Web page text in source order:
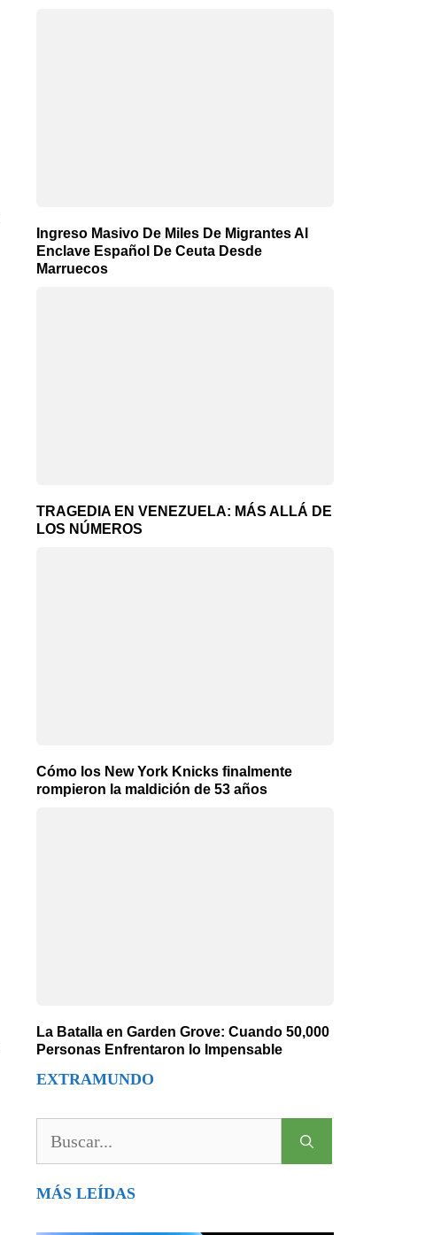
Ingreso Masivo De Miles De Migrantes Al
Enclave Español De Ceuta Desde
Marruecos
TRAGEDIA EN VENEZUELA: MÁS ALLÁ DE
LOS NÚMEROS
Cómo los New York Knicks finalmente
rompieron la maldición de 53 años
La Batalla en Garden Grove: Cuando 50,000
Personas Enfrentaron lo Impensable
EXTRAMUNDO
MÁS LEÍDAS